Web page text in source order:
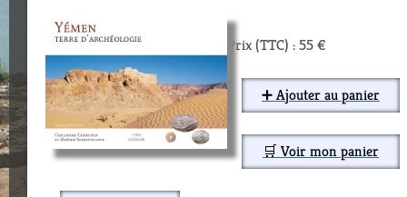
Prix (TTC) : 55 €
➕ Ajouter au panier
🛒 Voir mon panier